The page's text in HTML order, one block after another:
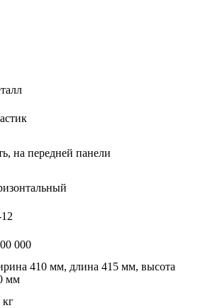
на передней панели
000
410 мм, длина 415 мм, высота
мм
кг